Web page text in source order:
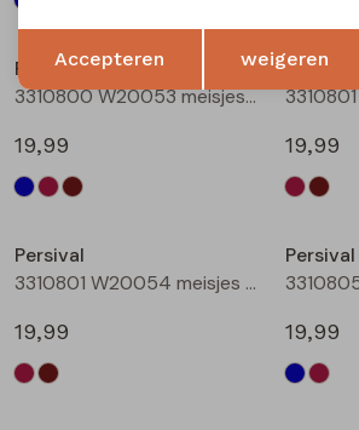
Persival
3310800 W20053 meisjes rok kort Bruin donker
19,99
Persival
19,99
Persival
3310801 W20054 meisjes rok kort Bruin donker
19,99
Persival
19,99
Terug
Accepteren weigeren